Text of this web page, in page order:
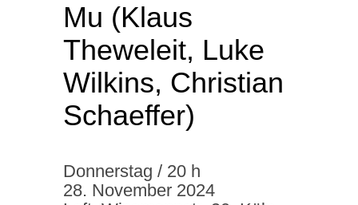
Mu (Klaus
Theweleit, Luke
Wilkins, Christian
Schaeffer)
Donnerstag / 20 h
28. November 2024